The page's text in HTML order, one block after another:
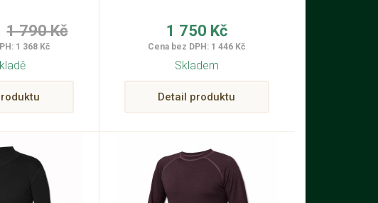
1 790 Kč
1 368 Kč
1 750 Kč
Cena bez DPH: 1 446 Kč
Skladem
Detail produktu